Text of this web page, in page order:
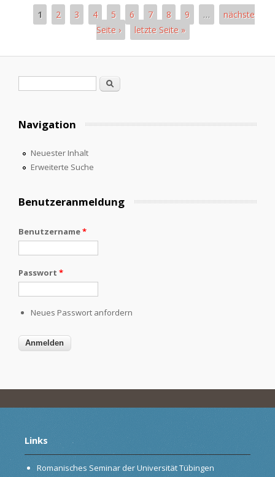
Seiten
1 2 3 4 5 6 7 8 9 …
nächste
Seite ›
letzte Seite »
Suche
Navigation
Neuester Inhalt
Erweiterte Suche
Benutzeranmeldung
Benutzername*
Passwort *
Neues Passwort anfordern
Links
Romanisches Seminar der Universität Tübingen